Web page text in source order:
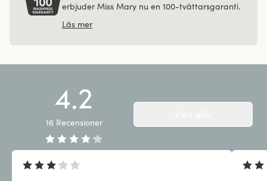
erbjuder Miss Mary nu en 100-tvättarsgaranti.
Läs mer
4.2
16 Recensioner